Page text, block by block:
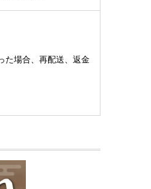
た場合、再配送、返金